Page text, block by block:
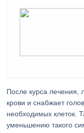
После курса лечения,
крови и снабжает
необходимых клеток.
уменьшению такого